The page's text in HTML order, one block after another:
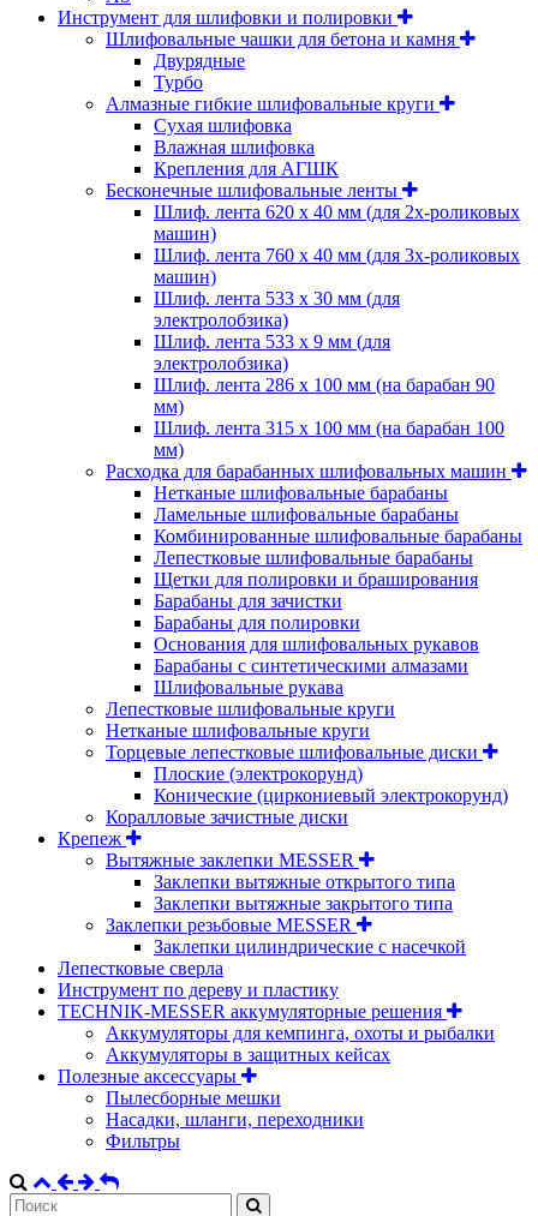
Инструмент для шлифовки и полировки
Шлифовальные чашки для бетона и камня
Двурядные
Турбо
Алмазные гибкие шлифовальные круги
Cухая шлифовка
Влажная шлифовка
Крепления для АГШК
Бесконечные шлифовальные ленты
Шлиф. лента 620 х 40 мм (для 2х-роликовых
машин)
Шлиф. лента 760 х 40 мм (для 3х-роликовых
машин)
Шлиф. лента 533 х 30 мм (для
электролобзика)
Шлиф. лента 533 х 9 мм (для
электролобзика)
Шлиф. лента 286 х 100 мм (на барабан 90
мм)
Шлиф. лента 315 х 100 мм (на барабан 100
мм)
Расходка для барабанных шлифовальных машин
Нетканые шлифовальные барабаны
Ламельные шлифовальные барабаны
Комбинированные шлифовальные барабаны
Лепестковые шлифовальные барабаны
Щетки для полировки и браширования
Барабаны для зачистки
Барабаны для полировки
Основания для шлифовальных рукавов
Барабаны с синтетическими алмазами
Шлифовальные рукава
Лепестковые шлифовальные круги
Нетканые шлифовальные круги
Торцевые лепестковые шлифовальные диски
Плоские (электрокорунд)
Конические (циркониевый электрокорунд)
Коралловые зачистные диски
Крепеж
Вытяжные заклепки MESSER
Заклепки вытяжные открытого типа
Заклепки вытяжные закрытого типа
Заклепки резьбовые MESSER
Заклепки цилиндрические с насечкой
Лепестковые сверла
Инструмент по дереву и пластику
TECHNIK-MESSER аккумуляторные решения
Аккумуляторы для кемпинга, охоты и рыбалки
Аккумуляторы в защитных кейсах
Полезные аксессуары
Пылесборные мешки
Насадки, шланги, переходники
Фильтры